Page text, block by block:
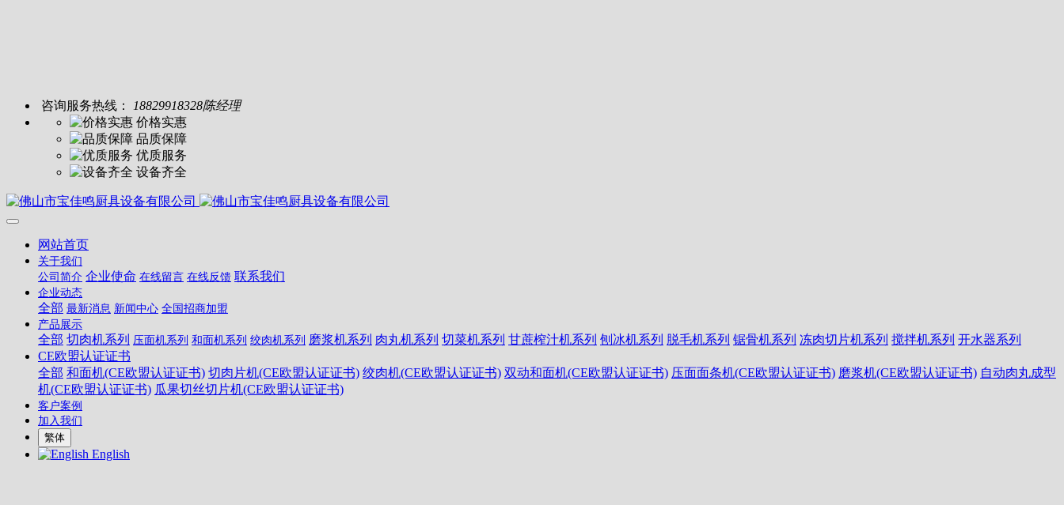
咨询服务热线：
18829918328陈经理
价格实惠
品质保障
优质服务
设备齐全
网站首页
关于我们
公司简介 企业使命 在线留言 在线反馈 联系我们
企业动态
全部 最新消息 新闻中心 全国招商加盟
产品展示
全部 切肉机系列 压面机系列 和面机系列 绞肉机系列 磨浆机系列 肉丸机系列 切菜机系列 甘蔗榨汁机系列 刨冰机系列 脱毛机系列 锯骨机系列 冻肉切片机系列 搅拌机系列 开水器系列
CE欧盟认证证书
全部 和面机(CE欧盟认证证书) 切肉片机(CE欧盟认证证书) 绞肉机(CE欧盟认证证书) 双动和面机(CE欧盟认证证书) 压面面条机(CE欧盟认证证书) 磨浆机(CE欧盟认证证书) 自动肉丸成型
机(CE欧盟认证证书) 瓜果切丝切片机(CE欧盟认证证书)
客户案例
加入我们
繁体
English